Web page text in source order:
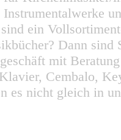
Instrumentalwerke
ein
Dann
mit
Cembalo,
es nicht gleich in